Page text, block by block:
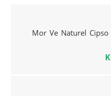
Mor Ve Naturel Cipso